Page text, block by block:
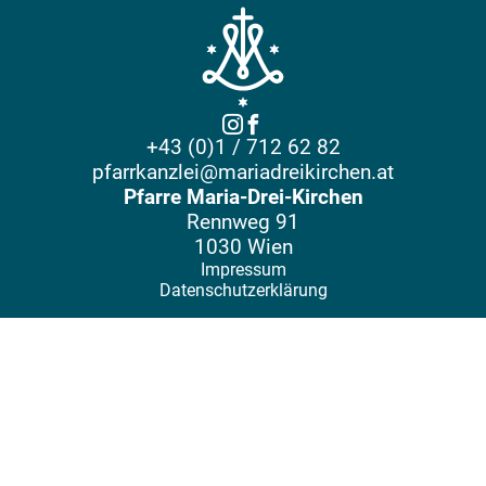
+43 (0)1 / 712 62 82
pfarrkanzlei@mariadreikirchen.at
Pfarre Maria-Drei-Kirchen
Rennweg 91
1030 Wien
Impressum
Datenschutzerklärung